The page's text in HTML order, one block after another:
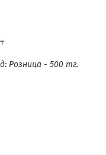
Розница - 500 тг.